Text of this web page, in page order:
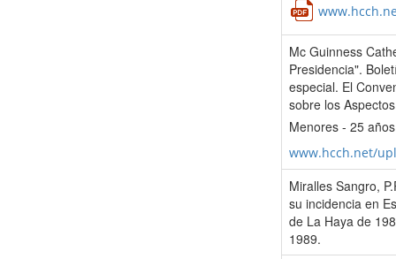
Mc Guinness
Presidencia".
especial. El
sobre los
Menores - 25
www.hcch.net/
Miralles Sangro,
su incidencia en
de La Haya de
1989.